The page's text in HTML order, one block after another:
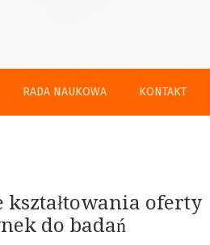
RADA NAUKOWA KONTAKT
oferty
do badań